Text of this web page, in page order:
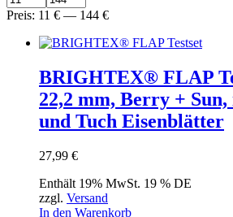
Preis: 11 € — 144 €
BRIGHTEX® FLAP
22,2 mm, Berry +
und Tuch Eisenblätter
27,99 €
Enthält 19% MwSt. 19 % DE
zzgl. Versand
In den Warenkorb